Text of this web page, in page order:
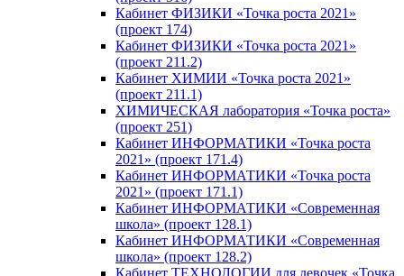
Кабинет ФИЗИКИ «Точка роста 2021»
(проект 174)
Кабинет ФИЗИКИ «Точка роста 2021»
(проект 211.2)
Кабинет ХИМИИ «Точка роста 2021»
(проект 211.1)
ХИМИЧЕСКАЯ лаборатория «Точка роста»
(проект 251)
Кабинет ИНФОРМАТИКИ «Точка роста
2021» (проект 171.4)
Кабинет ИНФОРМАТИКИ «Точка роста
2021» (проект 171.1)
Кабинет ИНФОРМАТИКИ «Современная
школа» (проект 128.1)
Кабинет ИНФОРМАТИКИ «Современная
школа» (проект 128.2)
Кабинет ТЕХНОЛОГИИ для девочек «Точка